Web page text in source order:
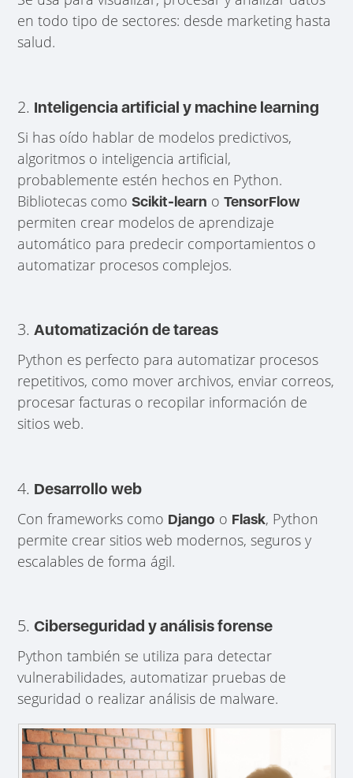
en todo tipo de sectores: desde marketing hasta
salud.
2. Inteligencia artificial y machine learning
Si has oído hablar de modelos predictivos,
algoritmos o inteligencia artificial,
probablemente estén hechos en Python.
Bibliotecas comoScikit-learn oTensorFlow
permiten crear modelos de aprendizaje
automático para predecir comportamientos o
automatizar procesos complejos.
3.Automatización de tareas
Python es perfecto para automatizar procesos
repetitivos, como mover archivos, enviar correos,
procesar facturas o recopilar información de
sitios web.
4. Desarrollo web
Con frameworks como Django o Flask, Python
permite crear sitios web modernos, seguros y
escalables de forma ágil.
5.Ciberseguridad y análisis forense
Python también se utiliza para detectar
vulnerabilidades, automatizar pruebas de
seguridad o realizar análisis de malware.